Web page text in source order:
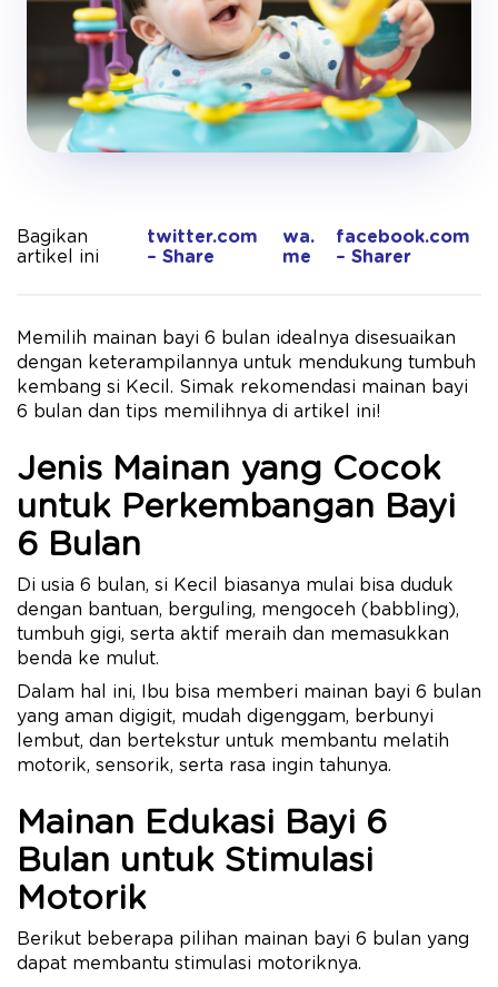
Bagikan
artikel ini
twitter.com
– Share
wa.
me
facebook.com
– Sharer
Memilih mainan bayi 6 bulan idealnya disesuaikan
dengan keterampilannya untuk mendukung tumbuh
kembang si Kecil. Simak rekomendasi mainan bayi
6 bulan dan tips memilihnya di artikel ini!
Jenis Mainan yang Cocok
untuk Perkembangan Bayi
6 Bulan
Di usia 6 bulan, si Kecil biasanya mulai bisa duduk
dengan bantuan, berguling, mengoceh (babbling),
tumbuh gigi, serta aktif meraih dan memasukkan
benda ke mulut.
Dalam hal ini, Ibu bisa memberi mainan bayi 6 bulan
yang aman digigit, mudah digenggam, berbunyi
lembut, dan bertekstur untuk membantu melatih
motorik, sensorik, serta rasa ingin tahunya.
Mainan Edukasi Bayi 6
Bulan untuk Stimulasi
Motorik
Berikut beberapa pilihan mainan bayi 6 bulan yang
dapat membantu stimulasi motoriknya.